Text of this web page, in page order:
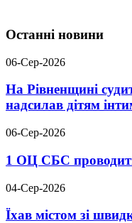
Останні новини
06-Сер-2026
На Рівненщині
надсилав дітям
06-Сер-2026
1 ОЦ СБС
04-Сер-2026
Їхав містом зі